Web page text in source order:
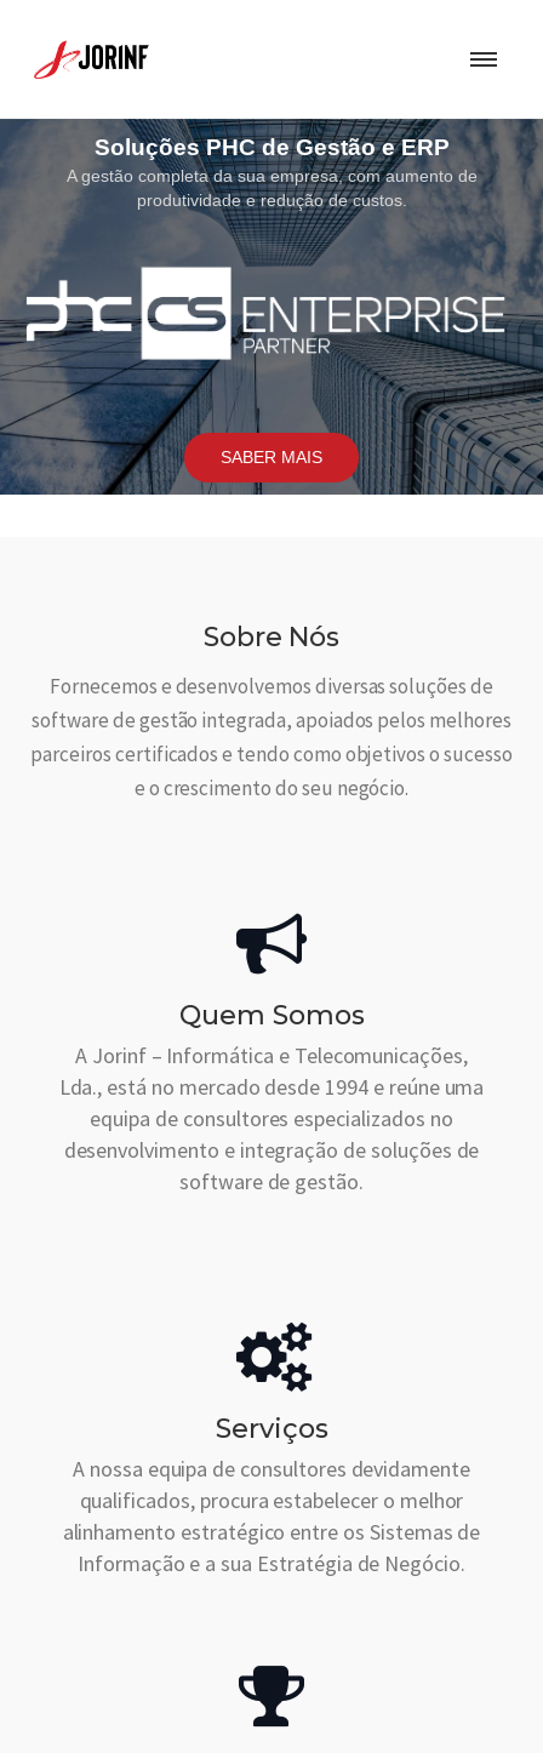
Soluções de Segurança
Uma Solução de Segurança bem concebida torna-se fundamental para
assegurar a proteção dos sistemas e soluções por nós
SABER MAIS
Sobre Nós
Fornecemos e desenvolvemos diversas soluções de
software de gestão integrada, apoiados pelos melhores
parceiros certificados e tendo como objetivos o sucesso
e o crescimento do seu negócio.
Quem Somos
A Jorinf – Informática e Telecomunicações,
Lda., está no mercado desde 1994 e reúne uma
equipa de consultores especializados no
desenvolvimento e integração de soluções de
software de gestão.
Serviços
A nossa equipa de consultores devidamente
qualificados, procura estabelecer o melhor
alinhamento estratégico entre os Sistemas de
Informação e a sua Estratégia de Negócio.